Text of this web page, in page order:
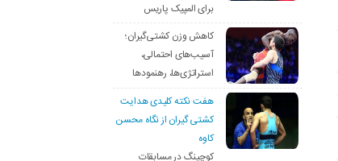
برای المپیک پاریس
کاهش وزن کشتی‌گیران؛
آسیب‌های احتمالی،
استراتژی‌ها، رهنمودها
هفت نکته کلیدی هدایت
کشتی گیران از نگاه محسن
کاوه
کوچینگ در مسابقات